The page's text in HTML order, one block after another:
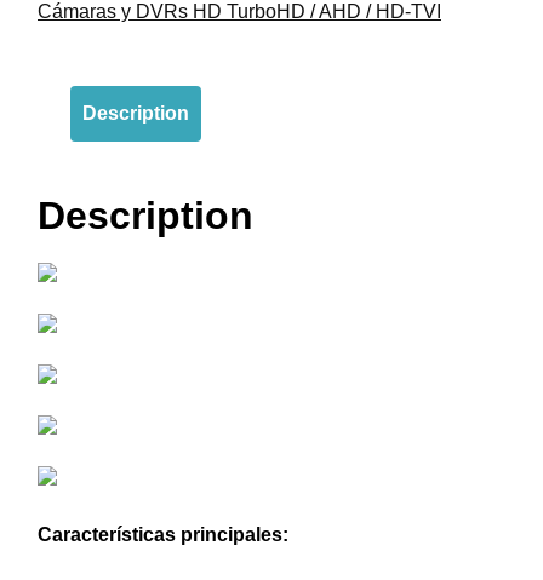
Cámaras y DVRs HD TurboHD / AHD / HD-TVI
Description
Description
Características principales: